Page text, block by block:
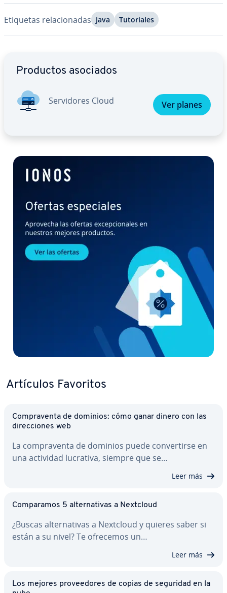
Etiquetas re­la­cio­na­das Java Tu­to­ria­les
Productos asociados
Se­r­vi­do­res Cloud Ver planes
Artículos Favoritos
Co­m­pra­ve­n­ta de dominios: cómo ganar dinero con las
di­re­c­cio­nes web
La co­m­pra­ve­n­ta de dominios puede co­n­ve­r­ti­r­se en
una actividad lucrativa, siempre que se…
Leer más
Co­m­pa­ra­mos 5 al­te­r­na­ti­vas a Nextcloud
¿Buscas al­te­r­na­ti­vas a Nextcloud y quieres saber si
están a su nivel? Te ofrecemos un…
Leer más
Los mejores pro­vee­do­res de copias de seguridad en la